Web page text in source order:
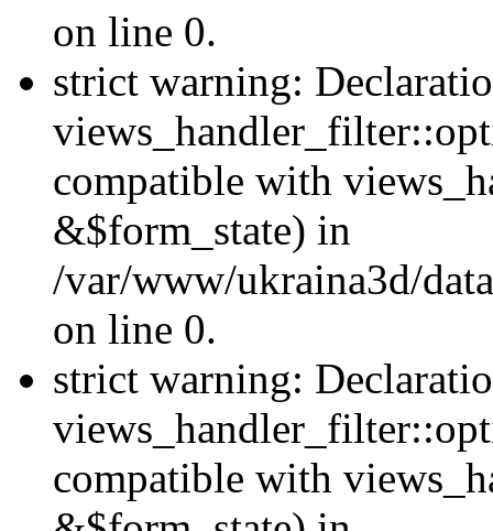
on line 0.
strict warning:
compatible with
&$form_state) in
/var/www/ukraina3d/
on line 0.
strict warning:
compatible with